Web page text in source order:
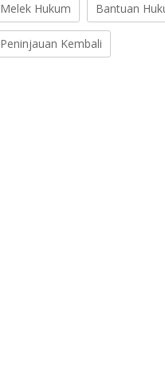
Melek Hukum Bantuan
Peninjauan Kembali